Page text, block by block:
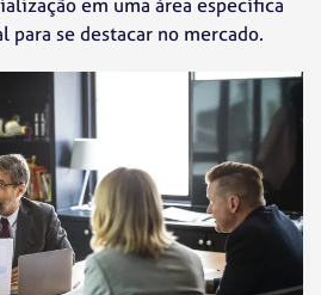
se destacar no mercado.